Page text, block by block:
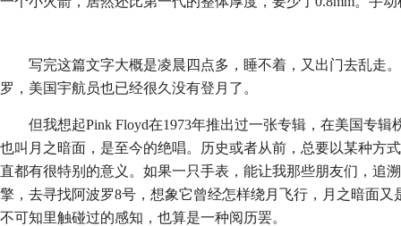
写完这篇文字大概是凌晨四点多，睡不着，又出门去乱走
罗，美国宇航员也已经很久没有登月了。
但我想起Pink Floyd在1973年推出过一张专辑，在美国专
也叫月之暗面，是至今的绝唱。历史或者从前，总要以某种方
直都有很特别的意义。如果一只手表，能让我那些朋友们，追
擎，去寻找阿波罗8号，想象它曾经怎样绕月飞行，月之暗面
不可知里触碰过的感知，也算是一种阅历罢。